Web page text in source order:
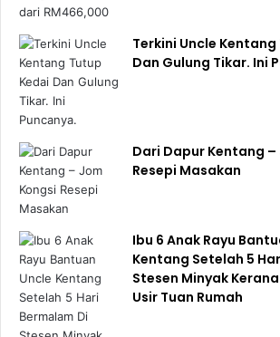
Terkini Uncle
Dan Gulung Tikar. Ini
Dari Dapur Kentang –
Resepi Masakan
Ibu 6 Anak Rayu
Kentang Setelah 5
Stesen Minyak
Usir Tuan Rumah